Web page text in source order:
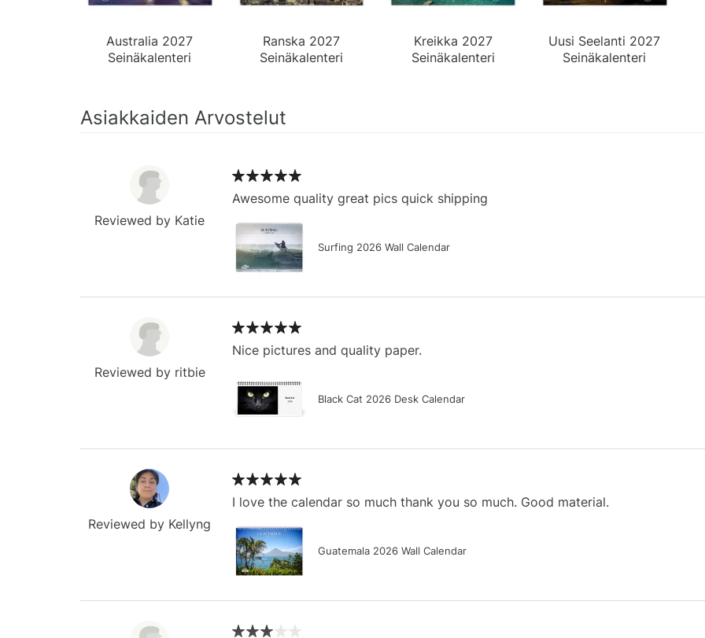
Australia 2027
Seinäkalenteri
Ranska 2027
Seinäkalenteri
Kreikka 2027
Seinäkalenteri
Uusi Seelanti 2027
Seinäkalenteri
Asiakkaiden Arvostelut
Reviewed by Katie
Awesome quality great pics quick shipping
Surfing 2026 Wall Calendar
Reviewed by ritbie
Nice pictures and quality paper.
Black Cat 2026 Desk Calendar
Reviewed by Kellyng
I love the calendar so much thank you so much. Good material.
Guatemala 2026 Wall Calendar